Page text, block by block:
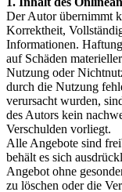
Der Autor übernimmt
Korrektheit,
Informationen.
auf Schäden
Nutzung oder
durch die Nutzung
verursacht wurden,
des Autors kein
Verschulden vorliegt.
Alle Angebote sind
behält es sich
Angebot ohne
zu löschen oder die